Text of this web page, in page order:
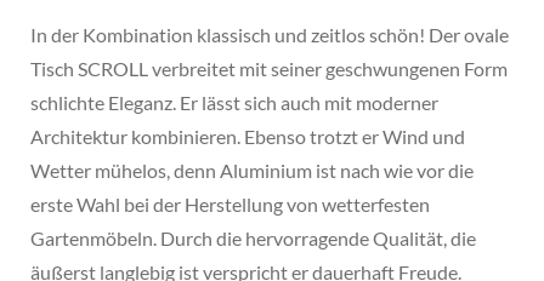
In der Kombination klassisch und zeitlos schön! Der ovale
Tisch SCROLL verbreitet mit seiner geschwungenen Form
schlichte Eleganz. Er lässt sich auch mit moderner
Architektur kombinieren. Ebenso trotzt er Wind und
Wetter mühelos, denn Aluminium ist nach wie vor die
erste Wahl bei der Herstellung von wetterfesten
Gartenmöbeln. Durch die hervorragende Qualität, die
äußerst langlebig ist verspricht er dauerhaft Freude.